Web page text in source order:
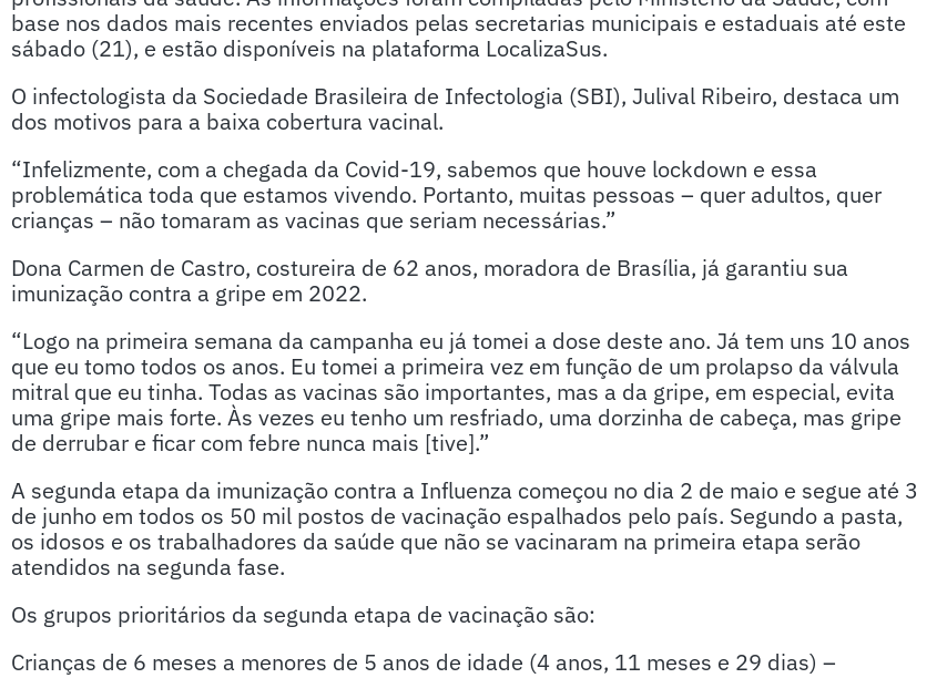
base nos dados mais recentes enviados pelas secretarias municipais e estaduais até este
sábado (21), e estão disponíveis na plataforma LocalizaSus.
O infectologista da Sociedade Brasileira de Infectologia (SBI), Julival Ribeiro, destaca um
dos motivos para a baixa cobertura vacinal.
“Infelizmente, com a chegada da Covid-19, sabemos que houve lockdown e essa
problemática toda que estamos vivendo. Portanto, muitas pessoas – quer adultos, quer
crianças – não tomaram as vacinas que seriam necessárias.”
Dona Carmen de Castro, costureira de 62 anos, moradora de Brasília, já garantiu sua
imunização contra a gripe em 2022.
“Logo na primeira semana da campanha eu já tomei a dose deste ano. Já tem uns 10 anos
que eu tomo todos os anos. Eu tomei a primeira vez em função de um prolapso da válvula
mitral que eu tinha. Todas as vacinas são importantes, mas a da gripe, em especial, evita
uma gripe mais forte. Às vezes eu tenho um resfriado, uma dorzinha de cabeça, mas gripe
de derrubar e ficar com febre nunca mais [tive].”
A segunda etapa da imunização contra a Influenza começou no dia 2 de maio e segue até 3
de junho em todos os 50 mil postos de vacinação espalhados pelo país. Segundo a pasta,
os idosos e os trabalhadores da saúde que não se vacinaram na primeira etapa serão
atendidos na segunda fase.
Os grupos prioritários da segunda etapa de vacinação são:
Crianças de 6 meses a menores de 5 anos de idade (4 anos, 11 meses e 29 dias) –